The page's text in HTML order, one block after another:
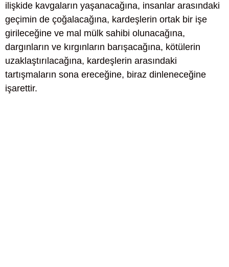
ilişkide kavgaların yaşanacağına, insanlar arasındaki
geçimin de çoğalacağına, kardeşlerin ortak bir işe
girileceğine ve mal mülk sahibi olunacağına,
dargınların ve kırgınların barışacağına, kötülerin
uzaklaştırılacağına, kardeşlerin arasındaki
tartışmaların sona ereceğine, biraz dinleneceğine
işarettir.